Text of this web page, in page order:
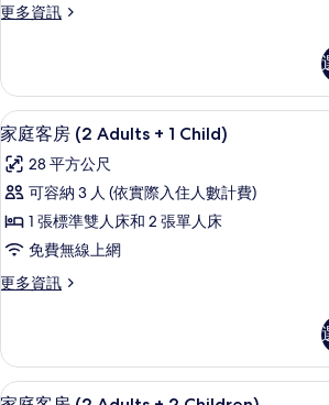
情
景
的
所
有
相
片
更多資訊
更
房,
海
景
(3
Adults)
的
情
顯
示
家
庭
客
房
(2
1
Child)
高級寢具、
5
家庭客房 (2 Adults + 1 Child)
28 平方公尺
可容納 3 人 (依實際入住人數計費)
1 張標準雙人床和 2 張單人床
免費無線上網
更多資訊
更
客
房
(2
顯 高級寢具、
5